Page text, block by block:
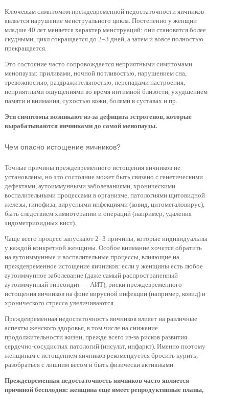
Ключевым симптомом преждевременной недостаточности яичников
является нарушение менструального цикла. Постепенно у женщин
младше 40 лет меняется характер менструаций: они становятся более
скудными, цикл сокращается до 2–3 дней, а затем и вовсе полностью
прекращается.
Это состояние часто сопровождается неприятными симптомами
менопаузы: приливами, ночной потливостью, нарушением сна,
тревожностью, раздражительностью, перепадами настроения,
неприятными ощущениями во время интимной близости, ухудшением
памяти и внимания, сухостью кожи, болями в суставах и пр.
Эти симптомы возникают из-за дефицита эстрогенов, которые
вырабатываются яичниками до самой менопаузы.
Чем опасно истощение яичников?
Точные причины преждевременного истощения яичников не
установлены, но это состояние может быть связано с генетическими
дефектами, аутоиммунными заболеваниями, хроническими
воспалительными процессами в организме, патологиями щитовидной
железы, гипофиза, вирусными инфекциями (ковид, цитомегаловирус),
быть следствием химиотерапии и операций (например, удаления
эндометриоидных кист).
Чаще всего процесс запускают 2–3 причины, которые индивидуальны
у каждой конкретной женщины. Особое внимание хочется обратить
на аутоиммунные и воспалительные процессы, влияющие на
преждевременное истощение яичников: если у женщины есть любое
аутоиммунное заболевание (даже самый распространенный
аутоиммунный тиреоидит — АИТ), риски преждевременного
истощения яичников на фоне вирусной инфекции (например, ковид) и
хронического стресса увеличиваются.
Преждевременная недостаточность яичников влияет на различные
аспекты женского здоровья, в том числе на снижение
продолжительности жизни, прежде всего из-за рисков развития
сердечно-сосудистых патологий (инсульт, инфаркт). Именно поэтому
женщинам с истощением яичников рекомендуется бросить курить,
разобраться с лишним весом и быть физически активными.
Преждевременная недостаточность яичников часто является
причиной бесплодия: женщина еще имеет репродуктивные планы,